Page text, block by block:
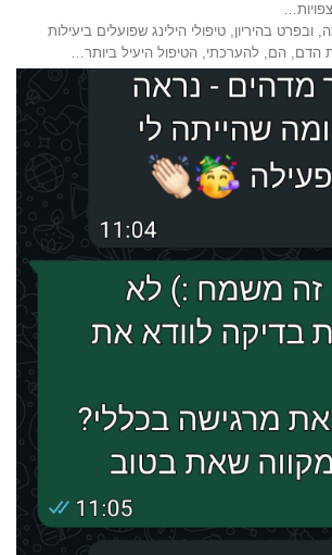
בהיריון, טיפולי הילינג שפועלים ביעילות
הדם, הם, להערכתי, הטיפול היעיל ביותר…